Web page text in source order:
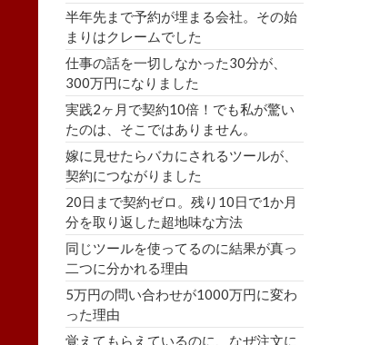
半年先まで予約が埋まる会社。その始
まりはクレームでした
仕事の話を一切しなかった30分が、
300万円になりました
実践2ヶ月で契約10倍！でも私が驚い
たのは、そこではありません。
嫁に見せたらバカにされるツールが、
契約につながりました
20日まで契約ゼロ。残り10日で1か月
分を取り返した超地味な方法
同じツールを使ってるのに結果が真っ
二つに分かれる理由
5万円の問い合わせが1000万円に変わ
った理由
覚えてもらえているのに、なぜ注文に